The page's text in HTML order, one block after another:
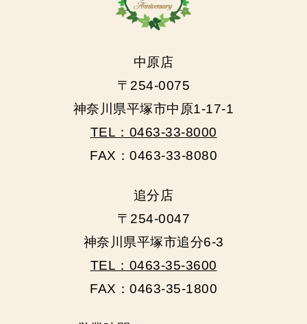
中原店
〒254-0075
神奈川県平塚市中原1-17-1
TEL：0463-33-8000
FAX：0463-33-8080
追分店
〒254-0047
神奈川県平塚市追分6-3
TEL：0463-35-3600
FAX：0463-35-1800